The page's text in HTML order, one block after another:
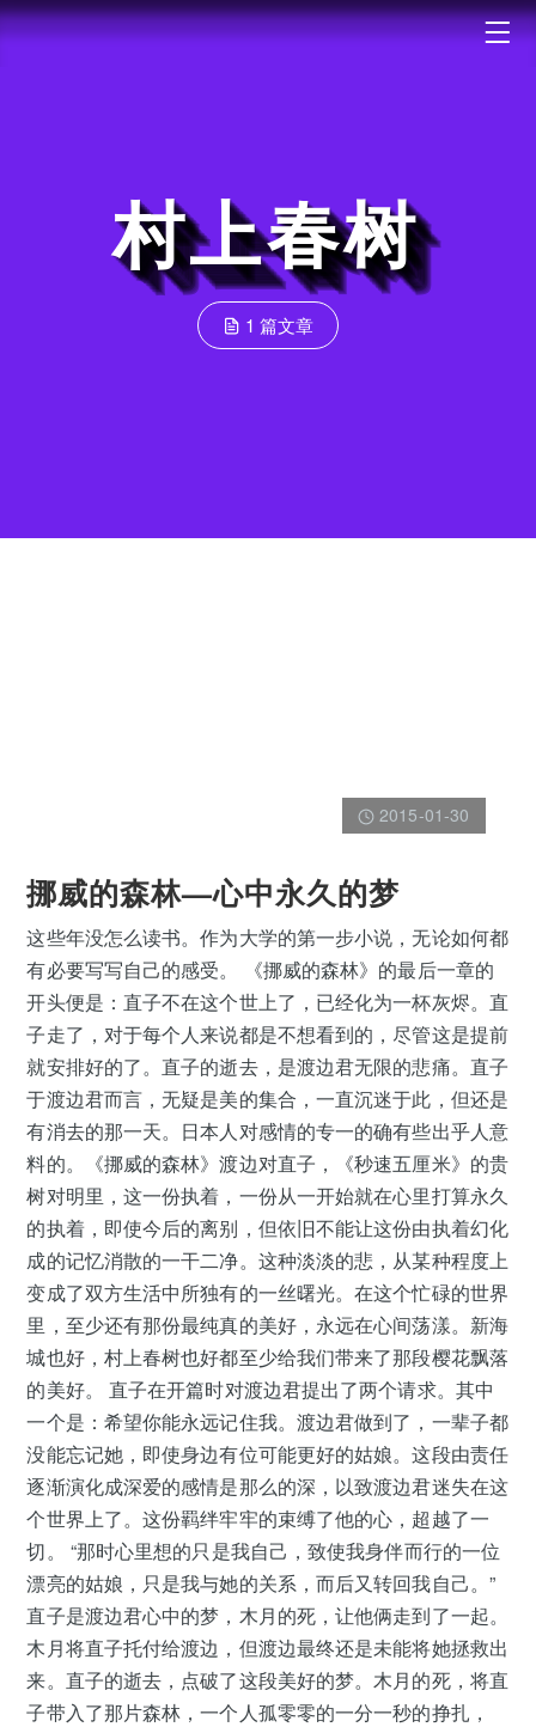
村上春树
1 篇文章
2015-01-30
挪威的森林—心中永久的梦
这些年没怎么读书。作为大学的第一步小说，无论如何都
有必要写写自己的感受。 《挪威的森林》的最后一章的
开头便是：直子不在这个世上了，已经化为一杯灰烬。直
子走了，对于每个人来说都是不想看到的，尽管这是提前
就安排好的了。直子的逝去，是渡边君无限的悲痛。直子
于渡边君而言，无疑是美的集合，一直沉迷于此，但还是
有消去的那一天。日本人对感情的专一的确有些出乎人意
料的。《挪威的森林》渡边对直子，《秒速五厘米》的贵
树对明里，这一份执着，一份从一开始就在心里打算永久
的执着，即使今后的离别，但依旧不能让这份由执着幻化
成的记忆消散的一干二净。这种淡淡的悲，从某种程度上
变成了双方生活中所独有的一丝曙光。在这个忙碌的世界
里，至少还有那份最纯真的美好，永远在心间荡漾。新海
城也好，村上春树也好都至少给我们带来了那段樱花飘落
的美好。 直子在开篇时对渡边君提出了两个请求。其中
一个是：希望你能永远记住我。渡边君做到了，一辈子都
没能忘记她，即使身边有位可能更好的姑娘。这段由责任
逐渐演化成深爱的感情是那么的深，以致渡边君迷失在这
个世界上了。这份羁绊牢牢的束缚了他的心，超越了一
切。 “那时心里想的只是我自己，致使我身伴而行的一位
漂亮的姑娘，只是我与她的关系，而后又转回我自己。”
直子是渡边君心中的梦，木月的死，让他俩走到了一起。
木月将直子托付给渡边，但渡边最终还是未能将她拯救出
来。直子的逝去，点破了这段美好的梦。木月的死，将直
子带入了那片森林，一个人孤零零的一分一秒的挣扎，